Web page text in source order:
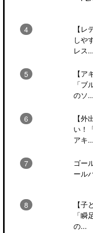
【
しや
レス...
【
「
のソ...
【
い！
アキ...
ゴー
ール
【
「
の...